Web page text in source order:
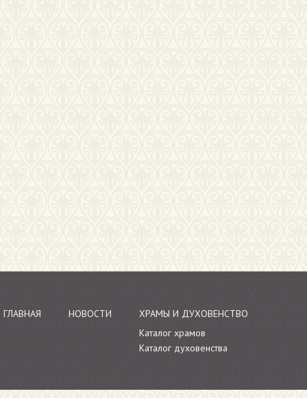
ГЛАВНАЯ НОВОСТИ
ХРАМЫ И ДУХОВЕНСТВО
Каталог храмов
Каталог духовенства